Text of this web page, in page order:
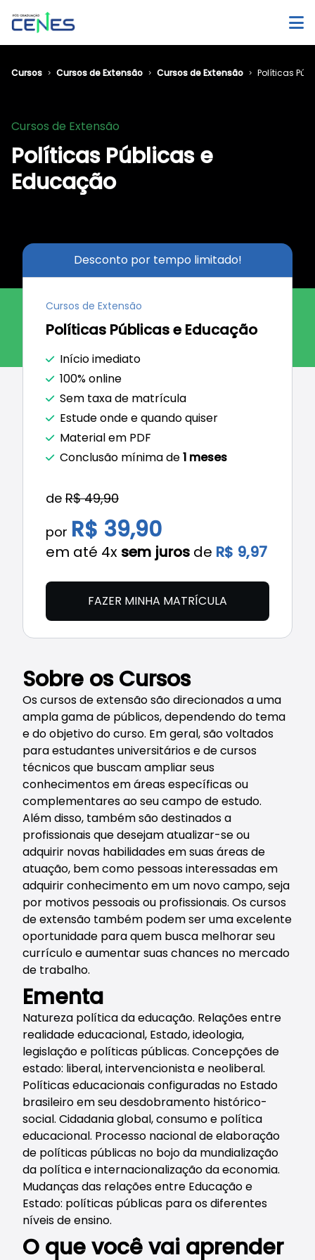
Cursos Cursos de Extensão Cursos de Extensão Políticas
Cursos de Extensão
Políticas Públicas e
Educação
Sobre os Cursos
Os cursos de extensão são direcionados a uma
ampla gama de públicos, dependendo do tema
e do objetivo do curso. Em geral, são voltados
para estudantes universitários e de cursos
técnicos que buscam ampliar seus
conhecimentos em áreas específicas ou
complementares ao seu campo de estudo.
Além disso, também são destinados a
profissionais que desejam atualizar-se ou
adquirir novas habilidades em suas áreas de
atuação, bem como pessoas interessadas em
adquirir conhecimento em um novo campo, seja
por motivos pessoais ou profissionais. Os cursos
de extensão também podem ser uma excelente
oportunidade para quem busca melhorar seu
currículo e aumentar suas chances no mercado
de trabalho.
Ementa
Natureza política da educação. Relações entre
realidade educacional, Estado, ideologia,
legislação e políticas públicas. Concepções de
estado: liberal, intervencionista e neoliberal.
Políticas educacionais configuradas no Estado
brasileiro em seu desdobramento histórico-
social. Cidadania global, consumo e política
educacional. Processo nacional de elaboração
de políticas públicas no bojo da mundialização
da política e internacionalização da economia.
Mudanças das relações entre Educação e
Estado: políticas públicas para os diferentes
níveis de ensino.
O que você vai aprender
Desconto por tempo limitado!
Cursos de Extensão
Políticas Públicas e Educação
Início imediato
100% online
Sem taxa de matrícula
Estude onde e quando quiser
Material em PDF
Conclusão mínima de1 meses
de R$ 49,90
por R$ 39,90
em até 4x sem juros de R$ 9,97
FAZER MINHA MATRÍCULA